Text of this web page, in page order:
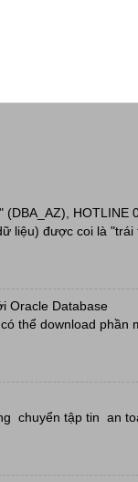
(DBA_AZ), HOTLINE
liệu) được coi là "trái
Oracle Database
thể download phần
chuyển tập tin an